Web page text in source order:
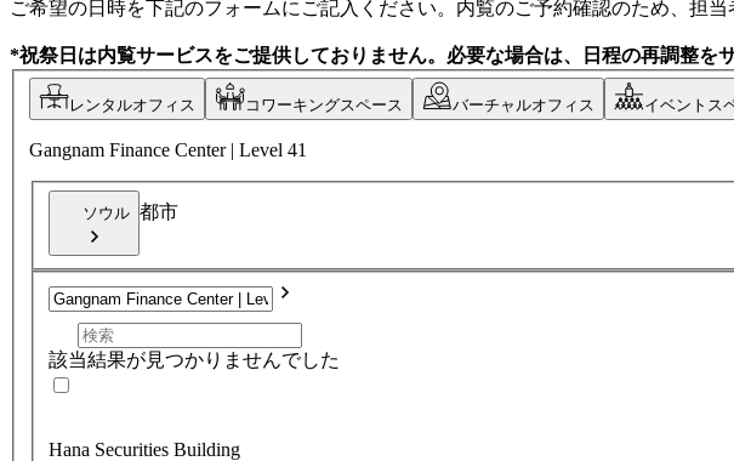
ご希望の日時を下記のフォームにご記入ください。内覧のご予約確認のため、担当
*祝祭日は内覧サービスをご提供しておりません。必要な場合は、日程の再調整を
レンタルオフィス コワーキングスペース バーチャルオフィス イベントス
Gangnam Finance Center | Level 41
ソウル 都市
該当結果が見つかりませんでした
Hana Securities Building